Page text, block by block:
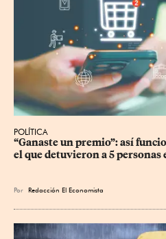
POLÍTICA
“Ganaste un premio”: así
el que detuvieron a 5 personas
Por Redacción El Economista